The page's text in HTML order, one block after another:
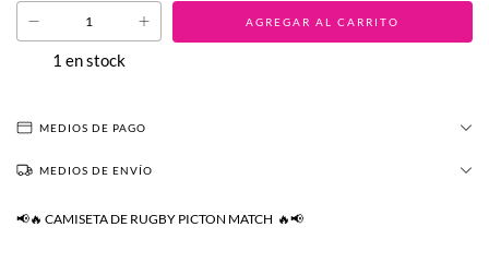
1 en stock
MEDIOS DE PAGO
MEDIOS DE ENVÍO
📢🔥 CAMISETA DE RUGBY PICTON MATCH 🔥📢